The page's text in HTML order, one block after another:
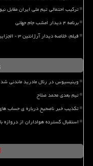
ترکیب احتمالی تیم ملی ایران مقابل
برنامه ۴ دیدار امشب جام جهانی
فیلم، خلاصه دیدار آرژانتین ۳ - الجزایر ۰
وینیسیوس در رئال مادرید ماندنی
تیم بعدی محمد صلاح
تکذیب خبر ناصحیح درباره ی حساب
استقبال گسترده هواداران از